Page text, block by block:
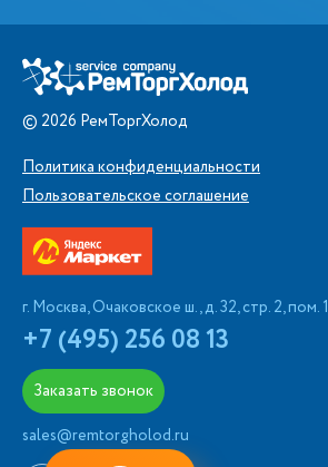
© 2026 РемТоргХолод
Политика конфиденциальности
Пользовательское соглашение
г. Москва, Очаковское ш., д. 32, стр. 2, пом. 1
+7 (495) 256 08 13
Заказать звонок
sales@remtorgholod.ru